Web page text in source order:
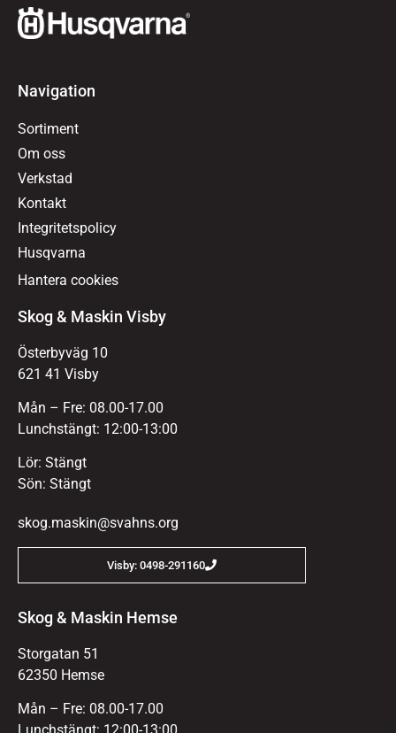
Navigation
Sortiment
Om oss
Verkstad
Kontakt
Integritetspolicy
Husqvarna
Hantera cookies
Skog & Maskin Visby
Österbyväg 10
621 41 Visby
Mån – Fre: 08.00-17.00
Lunchstängt: 12:00-13:00
Lör: Stängt
Sön: Stängt
skog.maskin@svahns.org
Visby: 0498-291160
Skog & Maskin Hemse
Storgatan 51
62350 Hemse
Mån – Fre: 08.00-17.00